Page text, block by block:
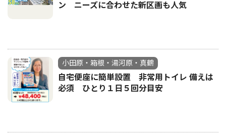
ン ニーズに合わせた新区画も人気
小田原・箱根・湯河原・真鶴
自宅便座に簡単設置 非常用トイレ 備えは
必須 ひとり１日５回分目安